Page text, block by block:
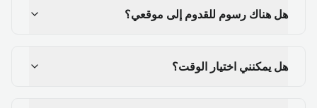
هل هناك رسوم للقدوم إلى موقعي؟
هل يمكنني اختيار الوقت؟